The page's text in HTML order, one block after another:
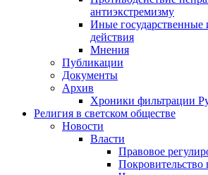
антиэкстремизму
Иные государственные
действия
Мнения
Публикации
Документы
Архив
Хроники фильтрации
Религия в светском обществе
Новости
Власти
Правовое
Покровительство